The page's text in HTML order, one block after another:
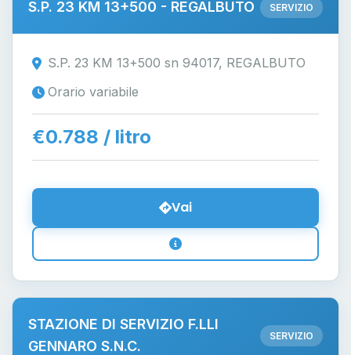
S.P. 23 KM 13+500 - REGALBUTO SERVIZIO
S.P. 23 KM 13+500 sn 94017, REGALBUTO
Orario variabile
€0.788 / litro
Vai
STAZIONE DI SERVIZIO F.LLI
GENNARO S.N.C.
SERVIZIO